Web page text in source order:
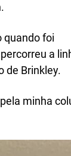
quando foi
a
de Brinkley.
minha